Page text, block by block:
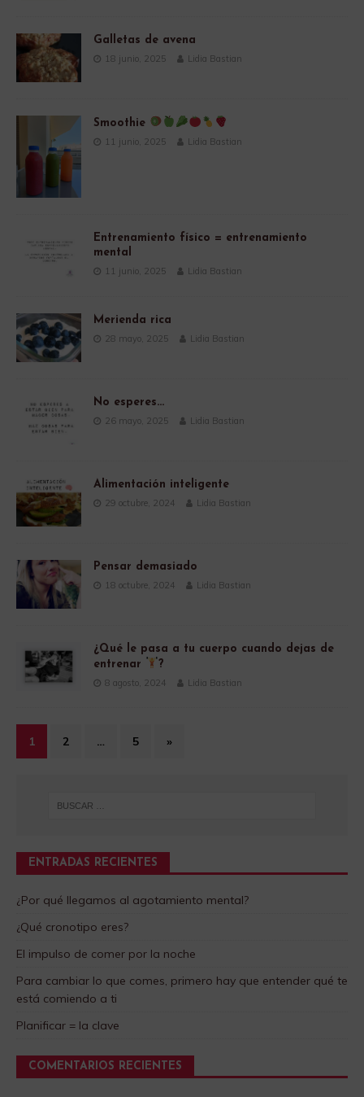
Galletas de avena
18 junio, 2025 Lidia Bastian
Smoothie
11 junio, 2025 Lidia Bastian
Entrenamiento físico = entrenamiento
mental
11 junio, 2025 Lidia Bastian
Merienda rica
28 mayo, 2025 Lidia Bastian
No esperes…
26 mayo, 2025 Lidia Bastian
Alimentación inteligente
29 octubre, 2024 Lidia Bastian
Pensar demasiado
18 octubre, 2024 Lidia Bastian
¿Qué le pasa a tu cuerpo cuando dejas de
entrenar
?
8 agosto, 2024 Lidia Bastian
1 2 … 5 »
ENTRADAS RECIENTES
¿Por qué llegamos al agotamiento mental?
¿Qué cronotipo eres?
El impulso de comer por la noche
Para cambiar lo que comes, primero hay que entender qué te
está comiendo a ti
Planificar = la clave
COMENTARIOS RECIENTES